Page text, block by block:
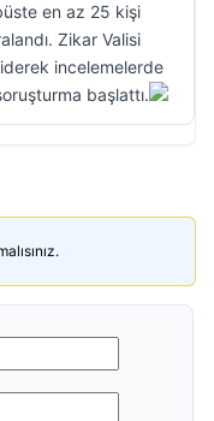
en az 25 kişi
Zikar Valisi
incelemelerde
başlattı.